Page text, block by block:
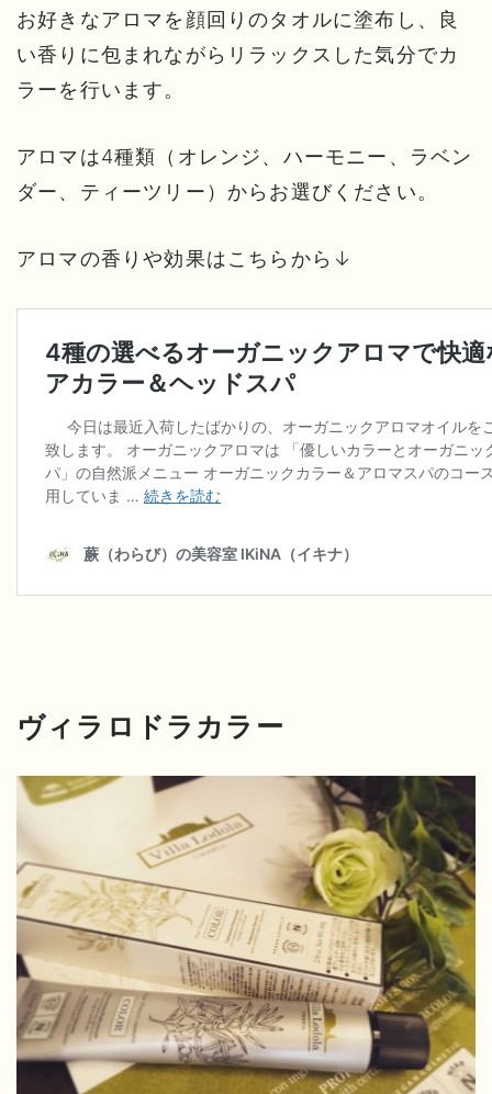
お好きなアロマを顔回りのタオルに塗布し、良
い香りに包まれながらリラックスした気分でカ
ラーを行います。
アロマは4種類（オレンジ、ハーモニー、ラベン
ダー、ティーツリー）からお選びください。
アロマの香りや効果はこちらから↓
ヴィラロドラカラー